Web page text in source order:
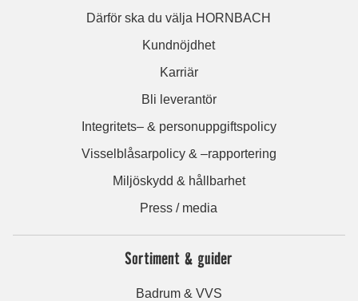
Därför ska du välja HORNBACH
Kundnöjdhet
Karriär
Bli leverantör
Integritets– & personuppgiftspolicy
Visselblåsarpolicy & –rapportering
Miljöskydd & hållbarhet
Press / media
Sortiment & guider
Badrum & VVS